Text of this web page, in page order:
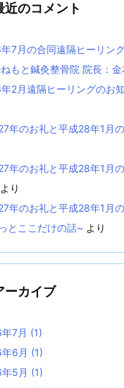
近のコメント
7月の合同遠隔ヒーリン
もと鍼灸整骨院 院長：金
2月遠隔ヒーリングのお知
年のお礼と平成28年1月
年のお礼と平成28年1月
より
年のお礼と平成28年1月
とここだけの話~ より
ーカイブ
7月 (1)
6月 (1)
5月 (1)